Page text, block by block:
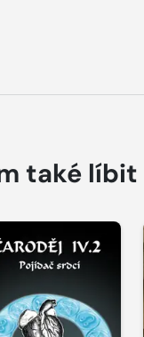
také líbit